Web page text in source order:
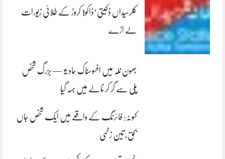
کلرسیداں ڈکیتی‘ڈاکو1 کروڑ کے طلائی زیورات
لے اڑے
بھون نلہ میں افسوسناک حادثہ — بزرگ شخص
پلی سے گر کر نالے میں بہہ گیا
کہوٹہ: فائرنگ کے واقعے میں ایک شخص جاں
بحق، تین زخمی